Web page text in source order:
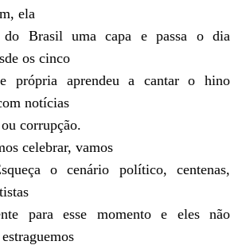
ela
do Brasil uma capa e passa o dia
os cinco
própria aprendeu a cantar o hino
notícias
corrupção.
celebrar, vamos
o cenário político, centenas,
para esse momento e eles não